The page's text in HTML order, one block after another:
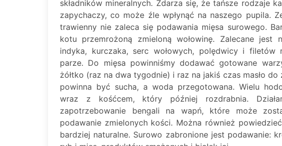
składników mineralnych. Zdarza się, że tańsze rodzaje
zapychaczy, co może źle wpłynąć na naszego pupila.
trawienny nie zaleca się podawania mięsa surowego.
kotu przemrożoną zmieloną wołowinę. Zalecane jest
indyka, kurczaka, serc wołowych, polędwicy i
parze. Do mięsa powinniśmy dodawać gotowane
żółtko (raz na dwa tygodnie) i raz na jakiś czas masło
powinna być sucha, a woda przegotowana. Wielu
wraz z kośćcem, który później rozdrabnia.
zapotrzebowanie bengali na wapń, które może
podawanie zmielonych kości. Można również
bardziej naturalne. Surowo zabronione jest podawanie: